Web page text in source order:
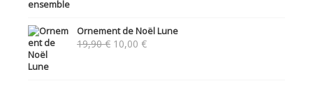
Ornement de Noël Lune
19,90€ Le
10,00 €Le